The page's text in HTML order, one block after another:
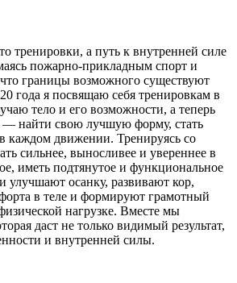
тренировки, а путь к внутренней силе
пожарно-прикладным спорт и
границы возможного существуют
года я посвящаю себя тренировкам в
тело и его возможности, а теперь
— найти свою лучшую форму, стать
каждом движении. Тренируясь со
сильнее, выносливее и увереннее в
иметь подтянутое и функциональное
улучшают осанку, развивают кор,
в теле и формируют грамотный
нагрузке. Вместе мы
даст не только видимый результат,
и внутренней силы.